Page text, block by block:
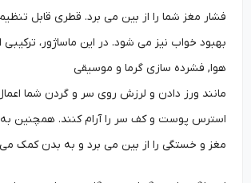
فشار مغز شما را از بین می برد. قطری قابل تنظیم
بهبود خواب نیز می شود. در این ماساژور، ترکیبی از
هوا, فشرده سازی گرما و موسیقی
مانند ورز دادن و لرزش روی سر و گردن شما اعمال
استرس پوست و کف سر را آرام کنند. همچنین به طور
مغز و خستگی را از بین می برد و به بدن کمک می کند